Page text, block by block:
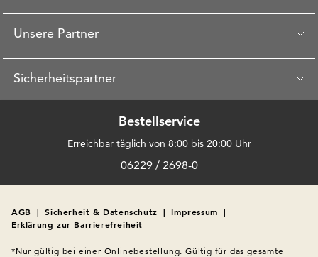
Unsere Partner
Sicherheitspartner
Bestellservice
Erreichbar täglich von 8:00 bis 20:00 Uhr
06229 / 2698-0
AGB | Sicherheit & Datenschutz | Impressum |
Erklärung zur Barrierefreiheit
*Nur gültig bei einer Onlinebestellung. Gültig für das gesamte